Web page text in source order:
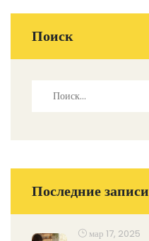
Поиск
Последние записи
мар 17, 2025